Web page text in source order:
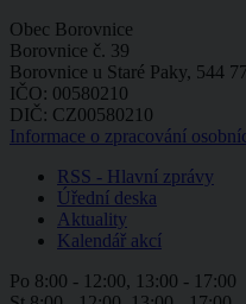
Obec Borovnice
Borovnice č. 39
Borovnice u Staré Paky, 544 77
IČO: 00580210
DIČ: CZ00580210
Informace o zpracování
RSS - Hlavní zprávy
Úřední deska
Aktuality
Kalendář akcí
Po 8:00 - 12:00, 13:00 - 17:00